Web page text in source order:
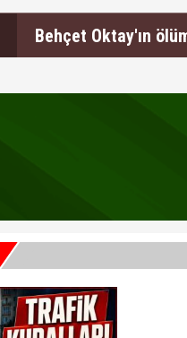
Behçet Oktay'ın
Sokak çetelerine
Öğrenciler Bakan
“Kültürün ve